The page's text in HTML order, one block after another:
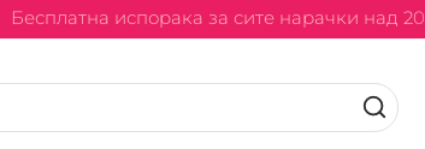
Бесплатна испорака за сите нарачки над